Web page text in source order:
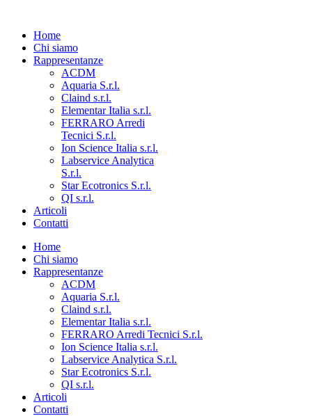
Home
Chi siamo
Rappresentanze
ACDM
Aquaria S.r.l.
Claind s.r.l.
Elementar Italia s.r.l.
FERRARO Arredi
Tecnici S.r.l.
Ion Science Italia s.r.l.
Labservice Analytica
S.r.l.
Star Ecotronics S.r.l.
QI s.r.l.
Articoli
Contatti
Home
Chi siamo
Rappresentanze
ACDM
Aquaria S.r.l.
Claind s.r.l.
Elementar Italia s.r.l.
FERRARO Arredi Tecnici S.r.l.
Ion Science Italia s.r.l.
Labservice Analytica S.r.l.
Star Ecotronics S.r.l.
QI s.r.l.
Articoli
Contatti